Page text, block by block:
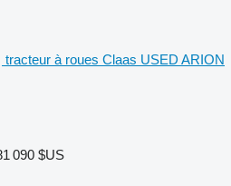
tracteur à roues Claas USED ARION
090 $US